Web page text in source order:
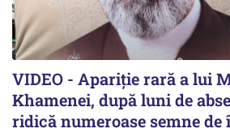
VIDEO - Apariție rară a lui
Khamenei, după luni de
ridică numeroase semne de